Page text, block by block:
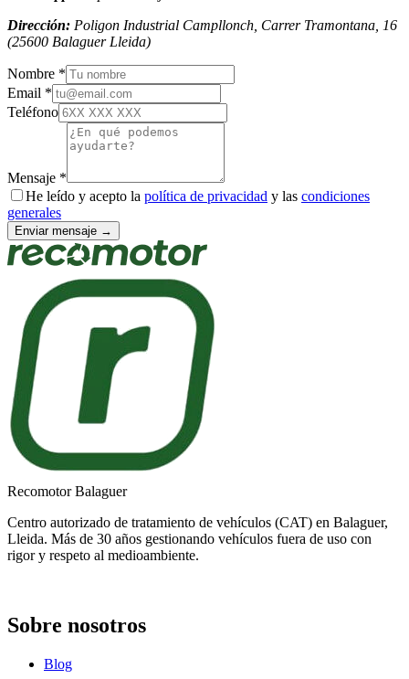
Dirección: Poligon Industrial Campllonch, Carrer Tramontana, 16
(25600 Balaguer Lleida)
Nombre *
Email *
Teléfono
Mensaje *
He leído y acepto la política de privacidad y las condiciones
generales
Enviar mensaje →
Recomotor Balaguer
Centro autorizado de tratamiento de vehículos (CAT) en Balaguer,
Lleida. Más de 30 años gestionando vehículos fuera de uso con
rigor y respeto al medioambiente.
Sobre nosotros
Blog